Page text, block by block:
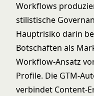
Workflows
stilistische
Hauptrisiko darin
Botschaften als
Workflow-Ansatz
Profile. Die GTM-
verbindet Content-